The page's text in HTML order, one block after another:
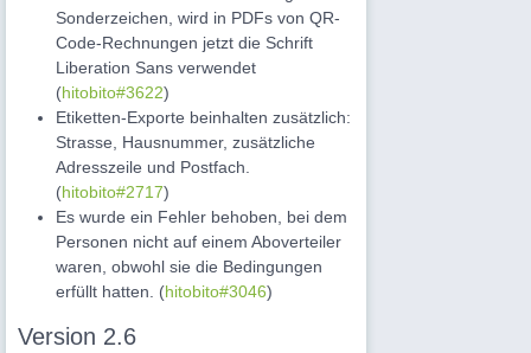
Sonderzeichen, wird in PDFs von QR-
Code-Rechnungen jetzt die Schrift
Liberation Sans verwendet
(hitobito#3622)
Etiketten-Exporte beinhalten zusätzlich:
Strasse, Hausnummer, zusätzliche
Adresszeile und Postfach.
(hitobito#2717)
Es wurde ein Fehler behoben, bei dem
Personen nicht auf einem Aboverteiler
waren, obwohl sie die Bedingungen
erfüllt hatten. (hitobito#3046)
Version 2.6